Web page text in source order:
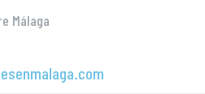
Málaga